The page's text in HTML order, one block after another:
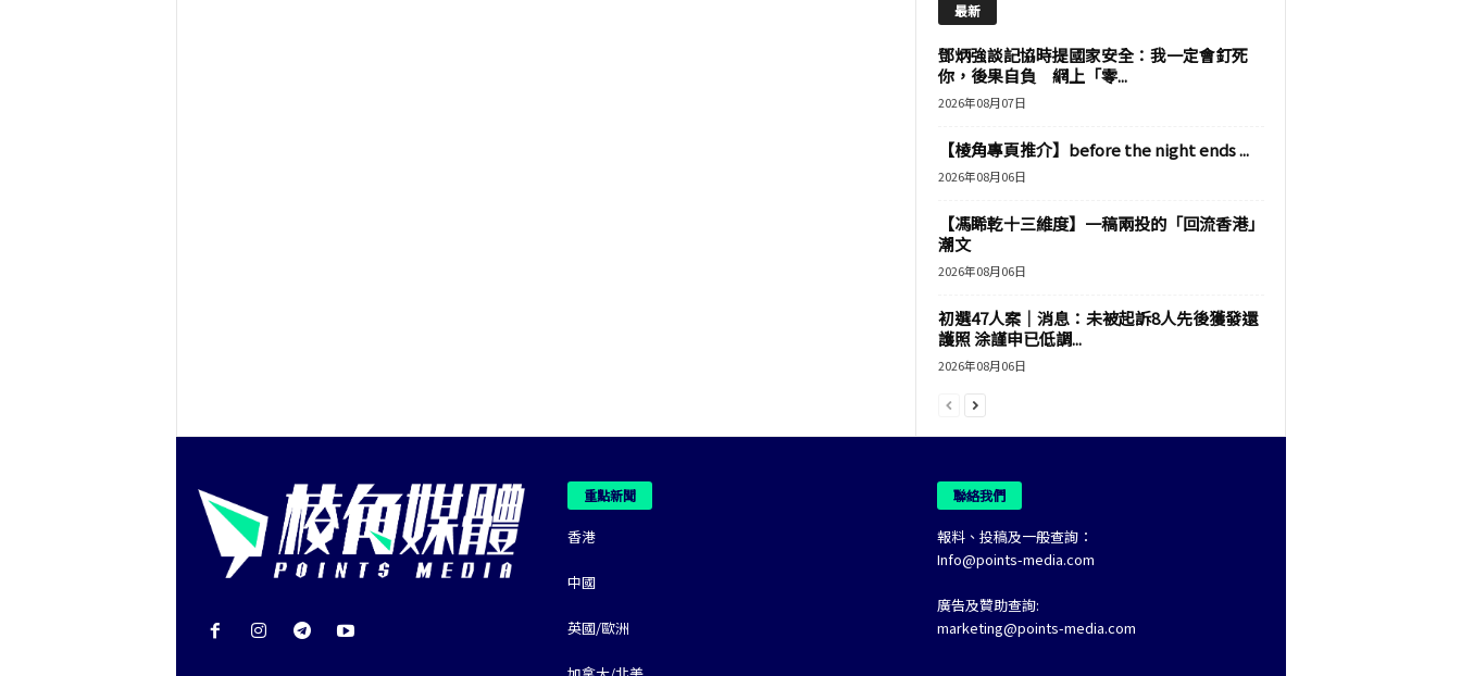
最新
鄧炳強談記協時提國家安全：我一定會釘死
你，後果自負 網上「零...
2026年08月07日
【棱角專頁推介】before the night ends ...
2026年08月06日
【馮睎乾十三維度】一稿兩投的「回流香港」
潮文
2026年08月06日
初選47人案｜消息：未被起訴8人先後獲發還
護照 涂謹申已低調...
2026年08月06日
重點新聞
香港
中國
英國/歐洲
聯絡我們
報料、投稿及一般查詢：
Info@points-media.com
廣告及贊助查詢:
marketing@points-media.com